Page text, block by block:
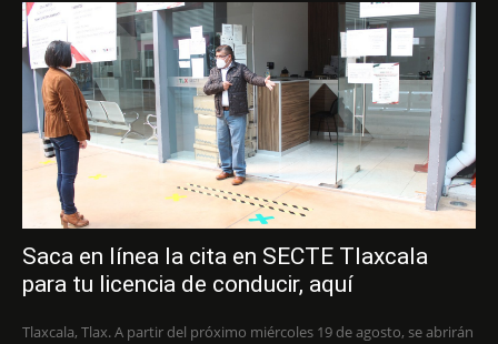
Saca en línea la cita en SECTE Tlaxcala
para tu licencia de conducir, aquí
Tlaxcala, Tlax. A partir del próximo miércoles 19 de agosto, se abrirán